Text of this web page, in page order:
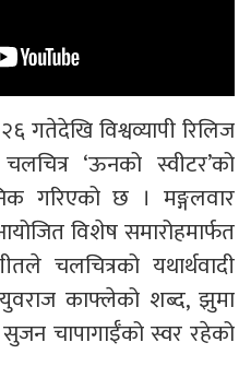
गतेदेखि विश्वव्यापी रिलिज
‘ऊनको स्वीटर’को
गरिएको छ । मङ्गलवार
विशेष समारोहमार्फत
चलचित्रको यथार्थवादी
काफ्लेको शब्द, झुमा
चापागाईँको स्वर रहेको